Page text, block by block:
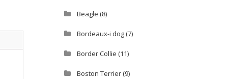
Beagle (8)
Bordeaux-i dog(7)
Border Collie (11)
Boston Terrier(9)